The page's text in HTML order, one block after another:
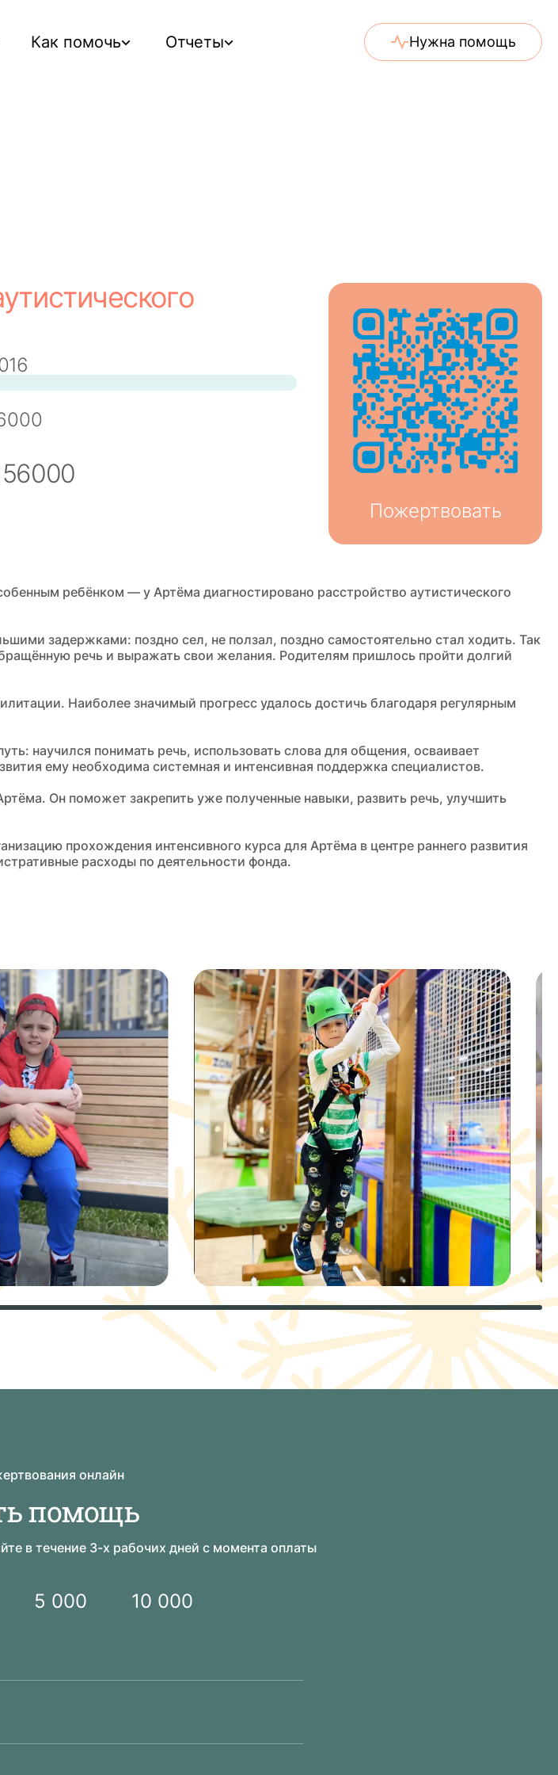
Как помочь Отчеты Нужна помощь
Пожертвовать
ребёнком — у Артёма диагностировано расстройство аутистического
задержками: поздно сел, не ползал, поздно самостоятельно стал ходить. Так
речь и выражать свои желания. Родителям пришлось пройти долгий
Наиболее значимый прогресс удалось достичь благодаря регулярным
научился понимать речь, использовать слова для общения, осваивает
ему необходима системная и интенсивная поддержка специалистов.
Он поможет закрепить уже полученные навыки, развить речь, улучшить
прохождения интенсивного курса для Артёма в центре раннего развития
расходы по деятельности фонда.
онлайн
помощь
в течение 3-х рабочих дней с момента оплаты
5 000 10 000